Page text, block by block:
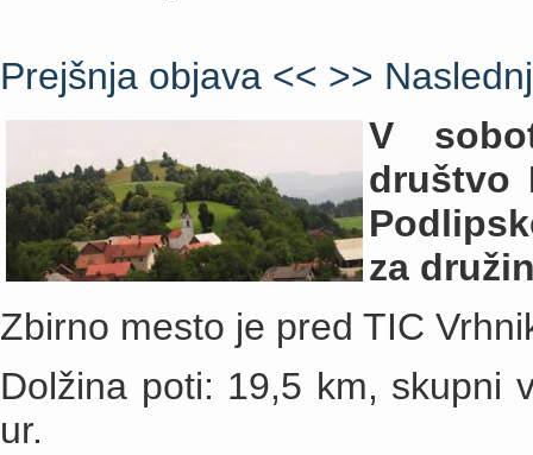
Prejšnja objava << >>
V
društvo
za
Zbirno mesto je pred TIC
Dolžina poti: 19,5 km, skupni
ur.